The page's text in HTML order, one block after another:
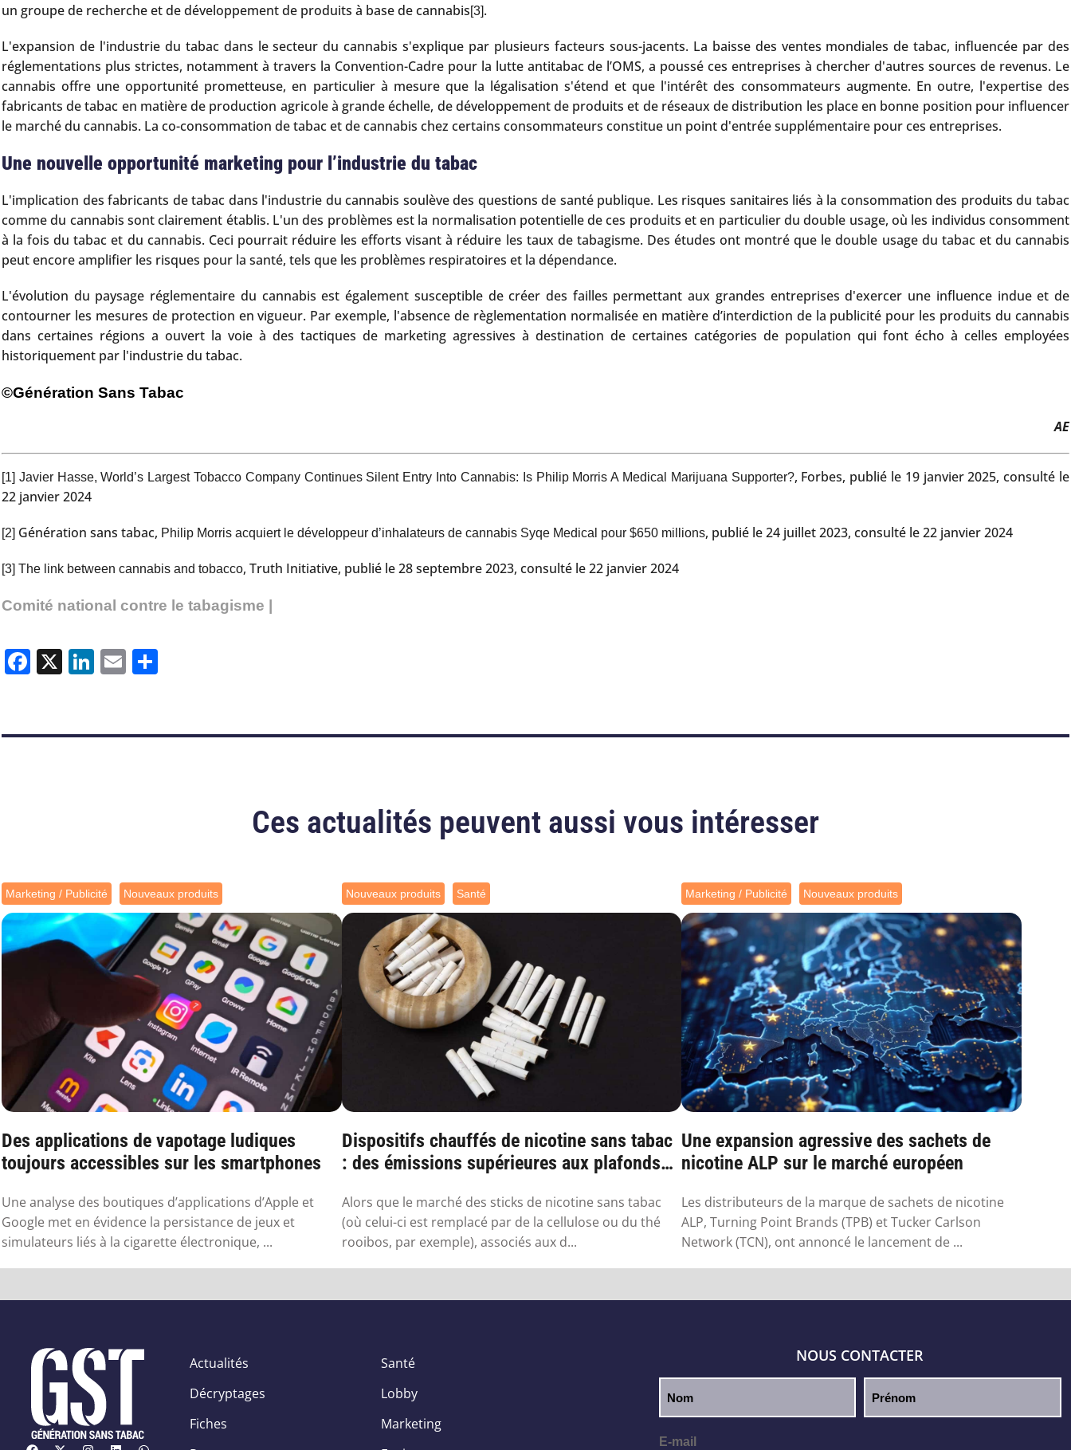
un groupe de recherche et de développement de produits à base de cannabis[3].
L'expansion de l'industrie du tabac dans le secteur du cannabis s'explique par plusieurs facteurs sous-jacents. La baisse des ventes mondiales de tabac, influencée par des
réglementations plus strictes, notamment à travers la Convention-Cadre pour la lutte antitabac de l’OMS, a poussé ces entreprises à chercher d'autres sources de revenus. Le
cannabis offre une opportunité prometteuse, en particulier à mesure que la légalisation s'étend et que l'intérêt des consommateurs augmente. En outre, l'expertise des
fabricants de tabac en matière de production agricole à grande échelle, de développement de produits et de réseaux de distribution les place en bonne position pour influencer
le marché du cannabis. La co-consommation de tabac et de cannabis chez certains consommateurs constitue un point d'entrée supplémentaire pour ces entreprises.
Une nouvelle opportunité marketing pour l’industrie du tabac
L'implication des fabricants de tabac dans l'industrie du cannabis soulève des questions de santé publique. Les risques sanitaires liés à la consommation des produits du tabac
comme du cannabis sont clairement établis. L'un des problèmes est la normalisation potentielle de ces produits et en particulier du double usage, où les individus consomment
à la fois du tabac et du cannabis. Ceci pourrait réduire les efforts visant à réduire les taux de tabagisme. Des études ont montré que le double usage du tabac et du cannabis
peut encore amplifier les risques pour la santé, tels que les problèmes respiratoires et la dépendance.
L'évolution du paysage réglementaire du cannabis est également susceptible de créer des failles permettant aux grandes entreprises d'exercer une influence indue et de
contourner les mesures de protection en vigueur. Par exemple, l'absence de règlementation normalisée en matière d’interdiction de la publicité pour les produits du cannabis
dans certaines régions a ouvert la voie à des tactiques de marketing agressives à destination de certaines catégories de population qui font écho à celles employées
historiquement par l'industrie du tabac.
©Génération Sans Tabac
AE
[1] Javier Hasse, World’s Largest Tobacco Company Continues Silent Entry Into Cannabis: Is Philip Morris A Medical Marijuana Supporter?, Forbes, publié le 19 janvier 2025, consulté le
22 janvier 2024
[2] Génération sans tabac, Philip Morris acquiert le développeur d’inhalateurs de cannabis Syqe Medical pour $650 millions, publié le 24 juillet 2023, consulté le 22 janvier 2024
[3] The link between cannabis and tobacco, Truth Initiative, publié le 28 septembre 2023, consulté le 22 janvier 2024
Comité national contre le tabagisme |
Facebook
X LinkedIn
Email
Ces actualités peuvent aussi vous intéresser
Marketing / Publicité Nouveaux produits
Des applications de vapotage ludiques
toujours accessibles sur les smartphones
Une analyse des boutiques d’applications d’Apple et
Google met en évidence la persistance de jeux et
simulateurs liés à la cigarette électronique, ...
Nouveaux produits Santé
Dispositifs chauffés de nicotine sans tabac
: des émissions supérieures aux plafonds
Alors que le marché des sticks de nicotine sans tabac
(où celui-ci est remplacé par de la cellulose ou du thé
rooibos, par exemple), associés aux d...
Marketing / Publicité Nouveaux produits
Une expansion agressive des sachets de
nicotine ALP sur le marché européen
Les distributeurs de la marque de sachets de nicotine
ALP, Turning Point Brands (TPB) et Tucker Carlson
Network (TCN), ont annoncé le lancement de ...
Actualités
Décryptages
Fiches
Santé
Lobby
Marketing
NOUS CONTACTER
E-mail